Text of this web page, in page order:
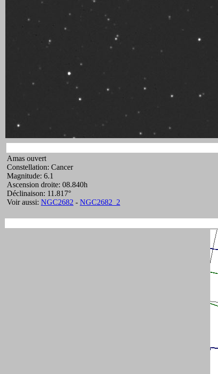
Amas ouvert
Constellation: Cancer
Magnitude: 6.1
Ascension droite: 08.840h
Déclinaison: 11.817°
Voir aussi: NGC2682 - NGC2682_2